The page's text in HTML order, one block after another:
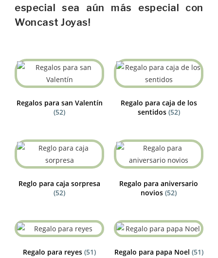
especial sea aún más especial con
Woncast Joyas!
Regalos para san Valentín
(52)
Regalo para caja de los
sentidos (52)
Reglo para caja sorpresa
(52)
Regalo para aniversario
novios (52)
Regalo para reyes (51) Regalo para papa Noel (51)